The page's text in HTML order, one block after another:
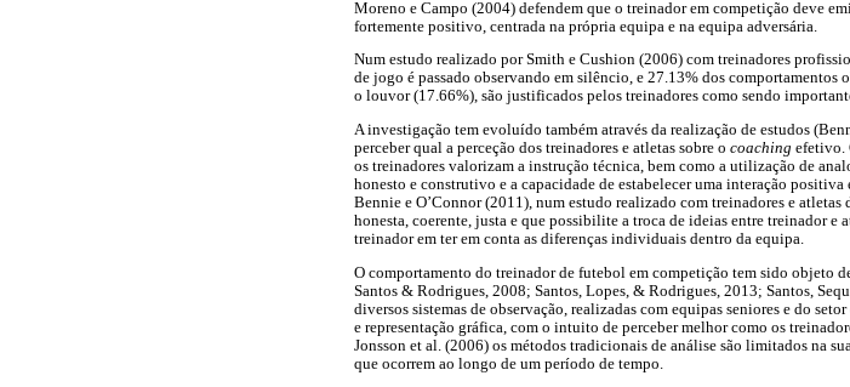
Moreno e Campo (2004) defendem que o treinador em competição deve
fortemente positivo, centrada na própria equipa e na equipa adversária.
Num estudo realizado por Smith e Cushion (2006) com treinadores
de jogo é passado observando em silêncio, e 27.13% dos comportamentos
o louvor (17.66%), são justificados pelos treinadores como sendo
A investigação tem evoluído também através da realização de estudos
perceber qual a perceção dos treinadores e atletas sobre o coaching efetivo.
os treinadores valorizam a instrução técnica, bem como a utilização de
honesto e construtivo e a capacidade de estabelecer uma interação
Bennie e O’Connor (2011), num estudo realizado com treinadores e
honesta, coerente, justa e que possibilite a troca de ideias entre treinador e
treinador em ter em conta as diferenças individuais dentro da equipa.
O comportamento do treinador de futebol em competição tem sido objeto
Santos & Rodrigues, 2008; Santos, Lopes, & Rodrigues, 2013; Santos,
diversos sistemas de observação, realizadas com equipas seniores e do
e representação gráfica, com o intuito de perceber melhor como os
Jonsson et al. (2006) os métodos tradicionais de análise são limitados na
que ocorrem ao longo de um período de tempo.